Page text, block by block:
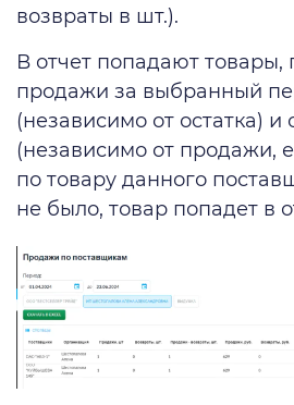
возвраты в шт.).
В отчет попадают
продажи за выбранный
(независимо от остатка) и
(независимо от продажи,
по товару данного
не было, товар попадет в